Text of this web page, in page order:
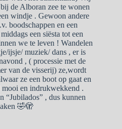
de Alboran zee te wonen
windje . Gewoon andere
boodschappen en een
een siësta tot een
we te leven ! Wandelen
ijsje/ muziek/ dans , er is
, ( processie met de
van de visserij) ze,wordt
ze een boot op gaat en
en indrukwekkend .
“Jubilados” , dus kunnen
🤣🫣